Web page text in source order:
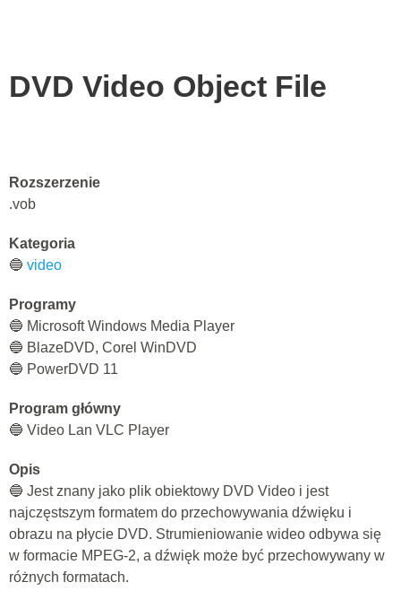
DVD Video Object File
Rozszerzenie
.vob
Kategoria
🔵 video
Programy
🔵 Microsoft Windows Media Player
🔵 BlazeDVD, Corel WinDVD
🔵 PowerDVD 11
Program główny
🔵 Video Lan VLC Player
Opis
🔵 Jest znany jako plik obiektowy DVD Video i jest
najczęstszym formatem do przechowywania dźwięku i
obrazu na płycie DVD. Strumieniowanie wideo odbywa się
w formacie MPEG-2, a dźwięk może być przechowywany w
różnych formatach.